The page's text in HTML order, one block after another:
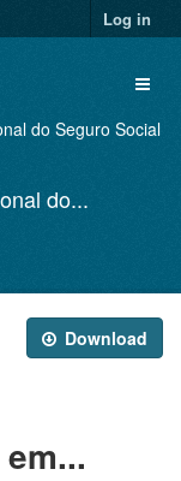
Log in
do...
Download